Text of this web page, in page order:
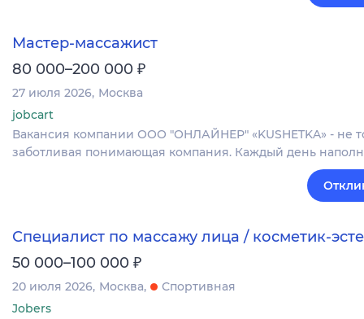
Мастер-массажист
80 000–200 000 ₽
27 июля 2026 Москва
jobcart
Вакансия компании ООО "ОНЛАЙНЕР" «KUSHETKA» - не
заботливая понимающая компания. Каждый день
Специалист по массажу лица / косметик-
50 000–100 000 ₽
20 июля 2026 Москва
Спортивная
Jobers